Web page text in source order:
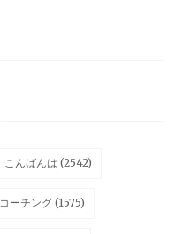
こんばんは (2542)
コーチング (1575)